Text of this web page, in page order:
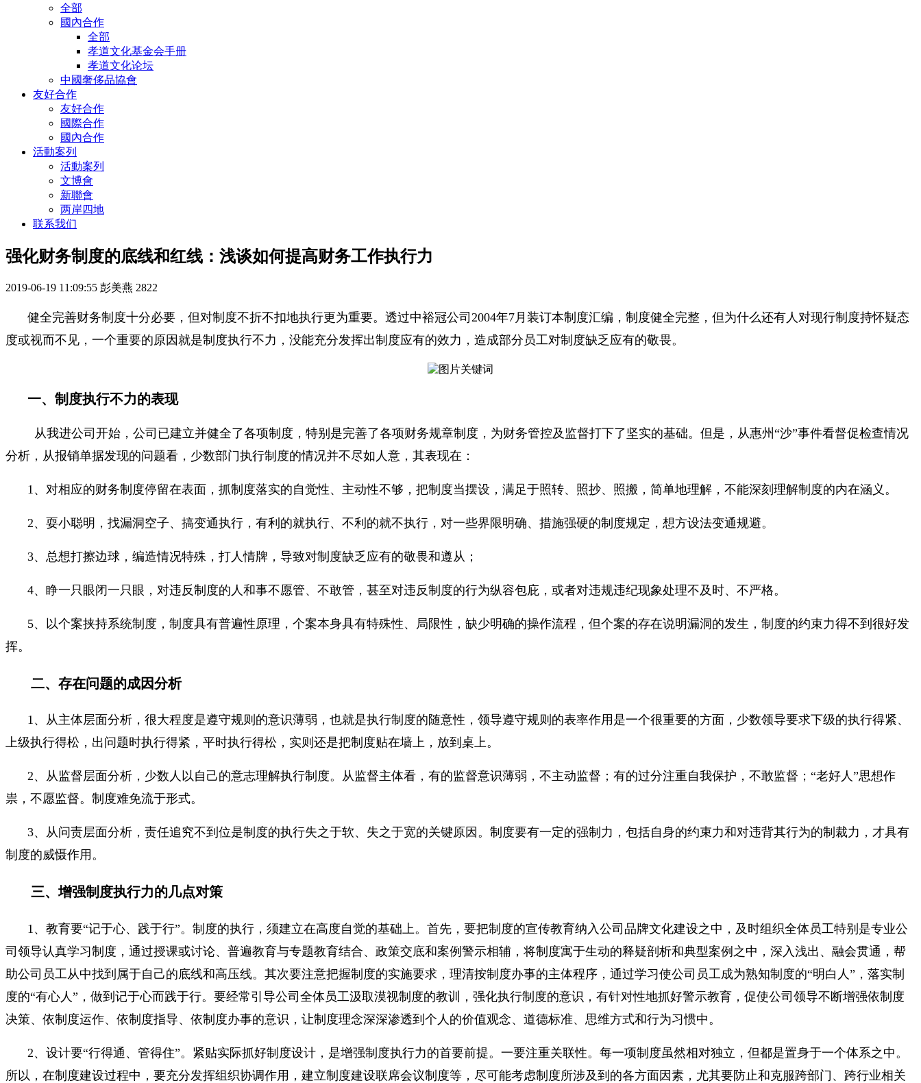
全部
國內合作
全部
孝道文化基金会手册
孝道文化论坛
中國奢侈品協會
友好合作
友好合作
國際合作
國內合作
活動案列
活動案列
文博會
新聯會
两岸四地
联系我们
强化财务制度的底线和红线：浅谈如何提高财务工作执行力
2019-06-19 11:09:55 彭美燕 2822
健全完善财务制度十分必要，但对制度不折不扣地执行更为重要。透过中裕冠公司2004年7月装订本制度汇编，制度健全完整，但为什么还有人对现行制度持怀疑态
度或视而不见，一个重要的原因就是制度执行不力，没能充分发挥出制度应有的效力，造成部分员工对制度缺乏应有的敬畏。
一、制度执行不力的表现
从我进公司开始，公司已建立并健全了各项制度，特别是完善了各项财务规章制度，为财务管控及监督打下了坚实的基础。但是，从惠州“沙”事件看督促检查情况
分析，从报销单据发现的问题看，少数部门执行制度的情况并不尽如人意，其表现在：
1、对相应的财务制度停留在表面，抓制度落实的自觉性、主动性不够，把制度当摆设，满足于照转、照抄、照搬，简单地理解，不能深刻理解制度的内在涵义。
2、耍小聪明，找漏洞空子、搞变通执行，有利的就执行、不利的就不执行，对一些界限明确、措施强硬的制度规定，想方设法变通规避。
3、总想打擦边球，编造情况特殊，打人情牌，导致对制度缺乏应有的敬畏和遵从；
4、睁一只眼闭一只眼，对违反制度的人和事不愿管、不敢管，甚至对违反制度的行为纵容包庇，或者对违规违纪现象处理不及时、不严格。
5、以个案挟持系统制度，制度具有普遍性原理，个案本身具有特殊性、局限性，缺少明确的操作流程，但个案的存在说明漏洞的发生，制度的约束力得不到很好发
挥。
二、存在问题的成因分析
1、从主体层面分析，很大程度是遵守规则的意识薄弱，也就是执行制度的随意性，领导遵守规则的表率作用是一个很重要的方面，少数领导要求下级的执行得紧、
上级执行得松，出问题时执行得紧，平时执行得松，实则还是把制度贴在墙上，放到桌上。
2、从监督层面分析，少数人以自己的意志理解执行制度。从监督主体看，有的监督意识薄弱，不主动监督；有的过分注重自我保护，不敢监督；“老好人”思想作
祟，不愿监督。制度难免流于形式。
3、从问责层面分析，责任追究不到位是制度的执行失之于软、失之于宽的关键原因。制度要有一定的强制力，包括自身的约束力和对违背其行为的制裁力，才具有
制度的威慑作用。
三、增强制度执行力的几点对策
1、教育要“记于心、践于行”。制度的执行，须建立在高度自觉的基础上。首先，要把制度的宣传教育纳入公司品牌文化建设之中，及时组织全体员工特别是专业公
司领导认真学习制度，通过授课或讨论、普遍教育与专题教育结合、政策交底和案例警示相辅，将制度寓于生动的释疑剖析和典型案例之中，深入浅出、融会贯通，帮
助公司员工从中找到属于自己的底线和高压线。其次要注意把握制度的实施要求，理清按制度办事的主体程序，通过学习使公司员工成为熟知制度的“明白人”，落实制
度的“有心人”，做到记于心而践于行。要经常引导公司全体员工汲取漠视制度的教训，强化执行制度的意识，有针对性地抓好警示教育，促使公司领导不断增强依制度
决策、依制度运作、依制度指导、依制度办事的意识，让制度理念深深渗透到个人的价值观念、道德标准、思维方式和行为习惯中。
2、设计要“行得通、管得住”。紧贴实际抓好制度设计，是增强制度执行力的首要前提。一要注重关联性。每一项制度虽然相对独立，但都是置身于一个体系之中。
所以，在制度建设过程中，要充分发挥组织协调作用，建立制度建设联席会议制度等，尽可能考虑制度所涉及到的各方面因素，尤其要防止和克服跨部门、跨行业相关